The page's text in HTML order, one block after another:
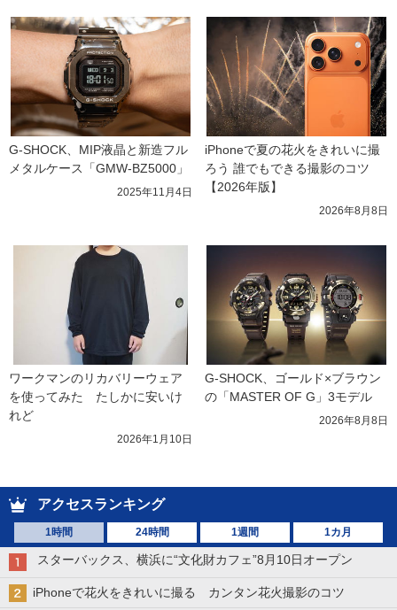
G-SHOCK、MIP液晶と新造フル
メタルケース「GMW-BZ5000」
2025年11月4日
iPhoneで夏の花火をきれいに撮
ろう 誰でもできる撮影のコツ
【2026年版】
2026年8月8日
ワークマンのリカバリーウェア
を使ってみた　たしかに安いけ
れど
2026年1月10日
G-SHOCK、ゴールド×ブラウン
の「MASTER OF G」3モデル
2026年8月8日
アクセスランキング
1時間 24時間 1週間 1カ月
スターバックス、横浜に“文化財カフェ”8月10日オープン
iPhoneで花火をきれいに撮る カンタン花火撮影のコツ